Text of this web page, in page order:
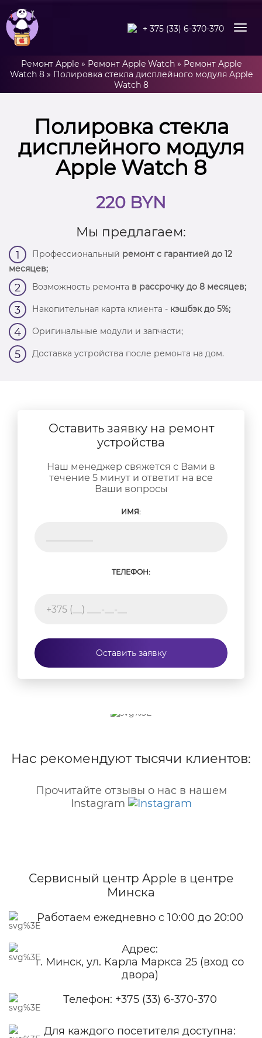
+ 375 (33) 6-370-370
Ремонт Apple» Ремонт Apple Watch» Ремонт Apple
Watch 8» Полировка стекла дисплейного модуля Apple
Watch 8
Полировка стекла
дисплейного модуля
Apple Watch 8
220 BYN
Мы предлагаем:
1 Профессиональный ремонт с гарантией до 12
месяцев;
2 Возможность ремонта в рассрочку до 8 месяцев;
3 Накопительная карта клиента - кэшбэк до 5%;
4 Оригинальные модули и запчасти;
5 Доставка устройства после ремонта на дом.
Оставить заявку на ремонт
устройства
Наш менеджер свяжется с Вами в
течение 5 минут и ответит на все
Ваши вопросы
ИМЯ:
ТЕЛЕФОН:
Оставить заявку
Нас рекомендуют тысячи клиентов:
Прочитайте отзывы о нас в нашем
Instagram
Сервисный центр Apple в центре
Минска
Работаем ежедневно с 10:00 до 20:00
Адрес:
г. Минск, ул. Карла Маркса 25 (вход со
двора)
Телефон: +375 (33) 6-370-370
Для каждого посетителя доступна: